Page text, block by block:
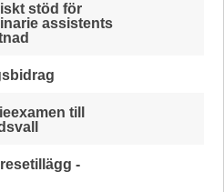
stöd för
assistents
till
-